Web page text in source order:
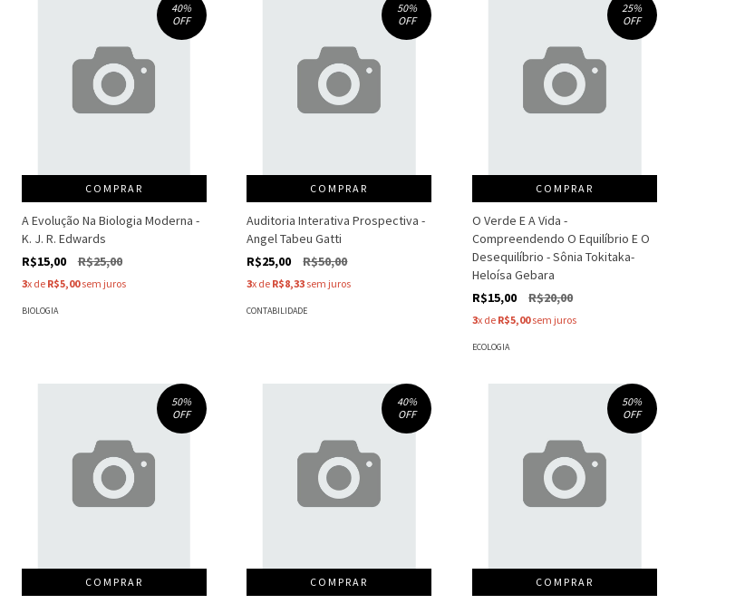
40%
OFF
COMPRAR
A Evolução Na Biologia Moderna -
K. J. R. Edwards
R$15,00
R$25,00
3x de R$5,00sem juros
BIOLOGIA
50%
OFF
COMPRAR
Auditoria Interativa Prospectiva -
Angel Tabeu Gatti
R$25,00
R$50,00
3x de R$8,33 sem juros
CONTABILIDADE
25%
OFF
COMPRAR
O Verde E A Vida -
Compreendendo O Equilíbrio E O
Desequilíbrio - Sônia Tokitaka-
Heloísa Gebara
R$15,00
R$20,00
3x de R$5,00sem juros
ECOLOGIA
50%
OFF
COMPRAR
40%
OFF
COMPRAR
50%
OFF
COMPRAR